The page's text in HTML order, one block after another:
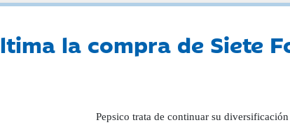
la compra de Siete
Pepsico trata de continuar su